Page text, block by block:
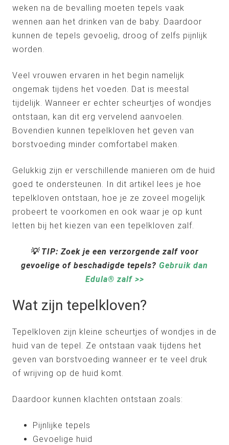
weken na de bevalling moeten tepels vaak
wennen aan het drinken van de baby. Daardoor
kunnen de tepels gevoelig, droog of zelfs pijnlijk
worden.
Veel vrouwen ervaren in het begin namelijk
ongemak tijdens het voeden. Dat is meestal
tijdelijk. Wanneer er echter scheurtjes of wondjes
ontstaan, kan dit erg vervelend aanvoelen.
Bovendien kunnen tepelkloven het geven van
borstvoeding minder comfortabel maken.
Gelukkig zijn er verschillende manieren om de huid
goed te ondersteunen. In dit artikel lees je hoe
tepelkloven ontstaan, hoe je ze zoveel mogelijk
probeert te voorkomen en ook waar je op kunt
letten bij het kiezen van een tepelkloven zalf.
💡 TIP: Zoek je een verzorgende zalf voor
gevoelige of beschadigde tepels? Gebruik dan
Edula® zalf >>
Wat zijn tepelkloven?
Tepelkloven zijn kleine scheurtjes of wondjes in de
huid van de tepel. Ze ontstaan vaak tijdens het
geven van borstvoeding wanneer er te veel druk
of wrijving op de huid komt.
Daardoor kunnen klachten ontstaan zoals:
Pijnlijke tepels
Gevoelige huid